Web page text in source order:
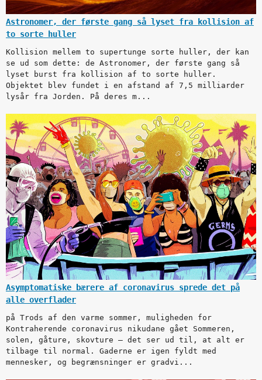
Astronomer, der første gang så lyset fra kollision af
to sorte huller
Kollision mellem to supertunge sorte huller, der kan
se ud som dette: de Astronomer, der første gang så
lyset burst fra kollision af to sorte huller.
Objektet blev fundet i en afstand af 7,5 milliarder
lysår fra Jorden. På deres m...
Asymptomatiske bærere af coronavirus sprede det på
alle overflader
på Trods af den varme sommer, muligheden for
Kontraherende coronavirus nikudane gået Sommeren,
solen, gåture, skovture – det ser ud til, at alt er
tilbage til normal. Gaderne er igen fyldt med
mennesker, og begrænsninger er gradvi...